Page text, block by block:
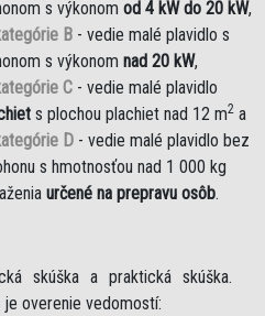
s výkonom od 4 kW do 20 kW,
B - vedie malé plavidlo s
s výkonom nad 20 kW,
C - vedie malé plavidlo
s plochou plachiet nad 12 m2 a
D - vedie malé plavidlo bez
s hmotnosťou nad 1 000 kg
určené na prepravu osôb.
skúška a praktická skúška.
overenie vedomostí: